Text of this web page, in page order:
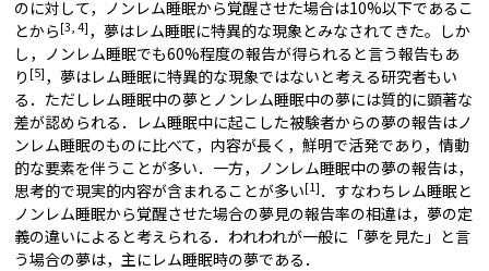
のに対して，ノンレム睡眠から覚醒させた場合は10%以下であるこ
とから [3, 4] ，夢はレム睡眠に特異的な現象とみなされてきた。しか
し，ノンレム睡眠でも60%程度の報告が得られると言う報告もあ
り [5] ，夢はレム睡眠に特異的な現象ではないと考える研究者もい
る．ただしレム睡眠中の夢とノンレム睡眠中の夢には質的に顕著な
差が認められる．レム睡眠中に起こした被験者からの夢の報告はノ
ンレム睡眠のものに比べて，内容が長く，鮮明で活発であり，情動
的な要素を伴うことが多い．一方，ノンレム睡眠中の夢の報告は，
思考的で現実的内容が含まれることが多い[1] ．すなわちレム睡眠と
ノンレム睡眠から覚醒させた場合の夢見の報告率の相違は，夢の定
義の違いによると考えられる．われわれが一般に「夢を見た」と言
う場合の夢は，主にレム睡眠時の夢である．